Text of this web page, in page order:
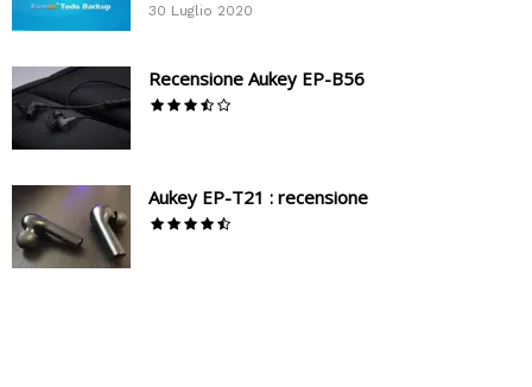
30 Luglio 2020
Recensione Aukey EP-B56
Aukey EP-T21 : recensione